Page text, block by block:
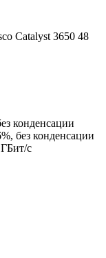
Catalyst 3650 48
конденсации
без конденсации
с